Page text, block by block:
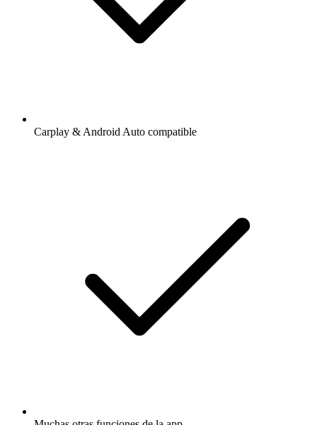
Carplay & Android Auto compatible